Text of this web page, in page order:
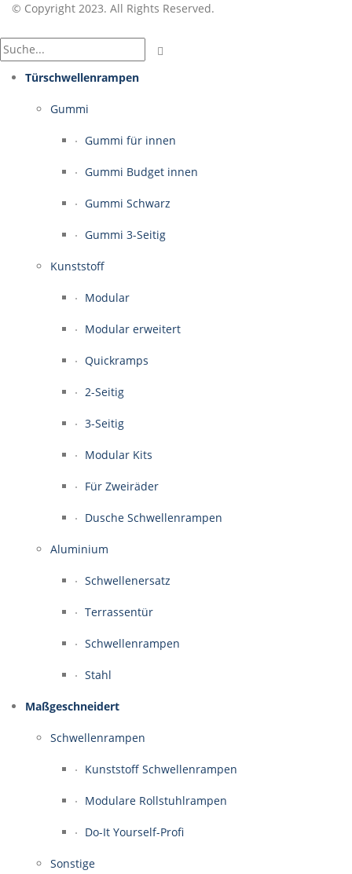
© Copyright 2023. All Rights Reserved.
Türschwellenrampen
Gummi
Gummi für innen
Gummi Budget innen
Gummi Schwarz
Gummi 3-Seitig
Kunststoff
Modular
Modular erweitert
Quickramps
2-Seitig
3-Seitig
Modular Kits
Für Zweiräder
Dusche Schwellenrampen
Aluminium
Schwellenersatz
Terrassentür
Schwellenrampen
Stahl
Maßgeschneidert
Schwellenrampen
Kunststoff Schwellenrampen
Modulare Rollstuhlrampen
Do-It Yourself-Profi
Sonstige